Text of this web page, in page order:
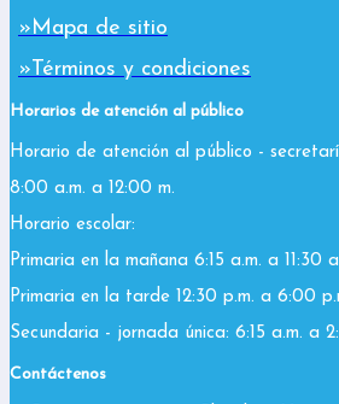
»Mapa de sitio
»Términos y condiciones
Horarios de atención al público
Horario de atención al público -
8:00 a.m. a 12:00 m.
Horario escolar:
Primaria en la mañana 6:15 a.m. a 11:30
Primaria en la tarde 12:30 p.m. a 6:00
Secundaria - jornada única: 6:15 a.m. a
Contáctenos